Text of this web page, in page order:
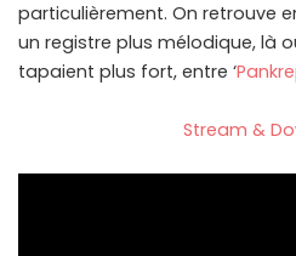
particulièrement. On retrouve
un registre plus mélodique, là
tapaient plus fort, entre ‘
Stream &